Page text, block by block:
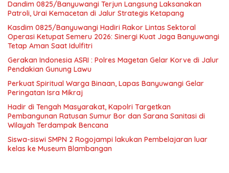
Dandim 0825/Banyuwangi Terjun Langsung Laksanakan
Patroli, Urai Kemacetan di Jalur Strategis Ketapang
Kasdim 0825/Banyuwangi Hadiri Rakor Lintas Sektoral
Operasi Ketupat Semeru 2026: Sinergi Kuat Jaga Banyuwangi
Tetap Aman Saat Idulfitri
Gerakan Indonesia ASRI : Polres Magetan Gelar Korve di Jalur
Pendakian Gunung Lawu
Perkuat Spiritual Warga Binaan, Lapas Banyuwangi Gelar
Peringatan Isra Mikraj
Hadir di Tengah Masyarakat, Kapolri Targetkan
Pembangunan Ratusan Sumur Bor dan Sarana Sanitasi di
Wilayah Terdampak Bencana
Siswa-siswi SMPN 2 Rogojampi lakukan Pembelajaran luar
kelas ke Museum Blambangan